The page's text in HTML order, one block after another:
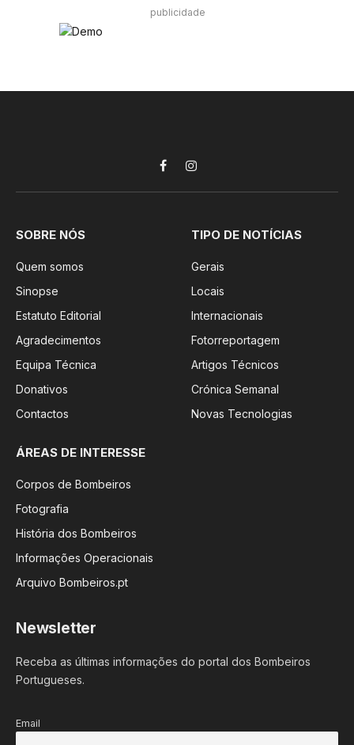
publicidade
FacebookInstagram
SOBRE NÓS
Quem somos
Sinopse
Estatuto Editorial
Agradecimentos
Equipa Técnica
Donativos
Contactos
TIPO DE NOTÍCIAS
Gerais
Locais
Internacionais
Fotorreportagem
Artigos Técnicos
Crónica Semanal
Novas Tecnologias
ÁREAS DE INTERESSE
Corpos de Bombeiros
Fotografia
História dos Bombeiros
Informações Operacionais
Arquivo Bombeiros.pt
Newsletter
Receba as últimas informações do portal dos Bombeiros
Portugueses.
Email